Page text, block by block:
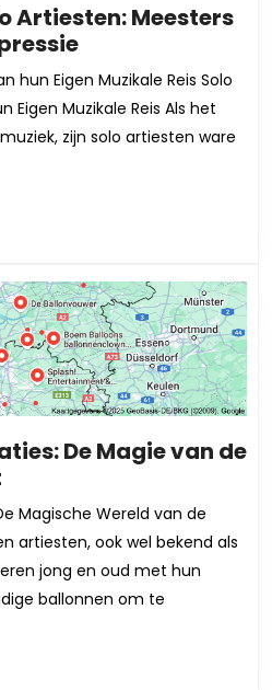
Artiesten: Meesters
De
Magie
van
Solo
Artiesten:
hun Eigen Muzikale Reis Solo
Eigen Muzikale Reis Als het
zijn solo artiesten ware
De Magie van de
Creaties:
De
Magie
van
de
Magische Wereld van de
artiesten, ook wel bekend als
jong en oud met hun
ballonnen om te